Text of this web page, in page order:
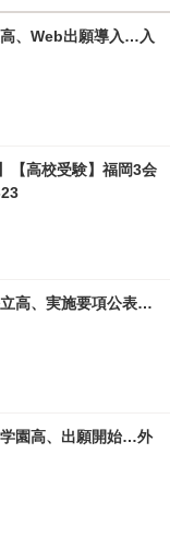
高、Web出願導入…入
【高校受験】福岡3会
立高、実施要項公表…
学園高、出願開始…外